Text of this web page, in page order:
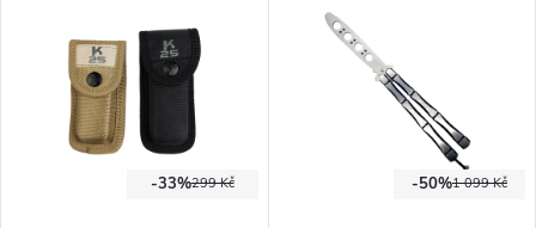
299 Kč
-33% 1 099 Kč
-50%